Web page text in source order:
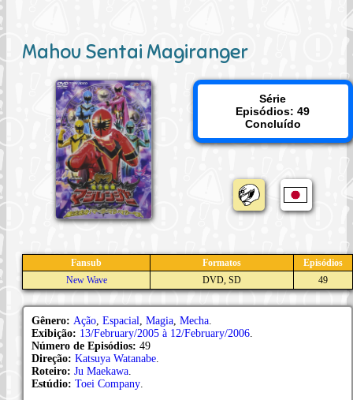
Mahou Sentai Magiranger
Série
Episódios: 49
Concluído
Fansub Formatos
Episódios
New Wave
DVD, SD 49
Gênero: Ação Espacial Magia Mecha
Exibição: 13/February/2005 à 12/February/2006
Número de Episódios: 49
Direção: Katsuya Watanabe
Roteiro: Ju Maekawa
Estúdio: Toei Company